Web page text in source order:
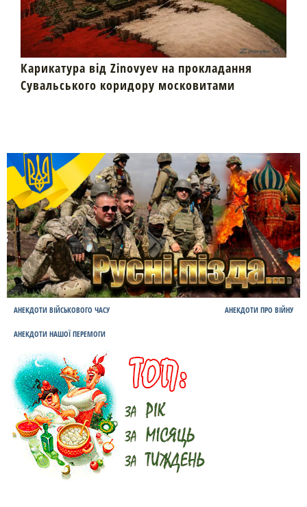
Карикатура від Zinovyev на прокладання
Сувальського коридору московитами
АНЕКДОТИ ВІЙСЬКОВОГО ЧАСУ АНЕКДОТИ ПРО ВІЙНУ
АНЕКДОТИ НАШОЇ ПЕРЕМОГИ